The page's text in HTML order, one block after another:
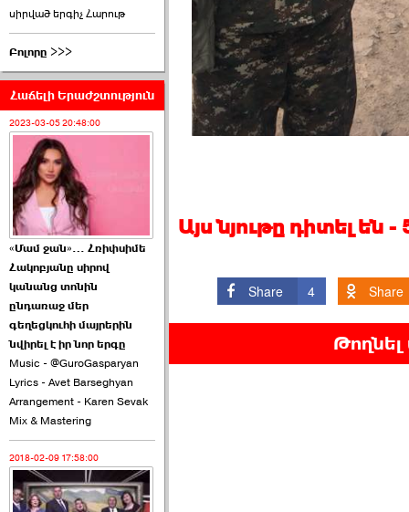
armlur.ՔՊ-ի ներսում
սպասում են ›››
2026-06-10 22:55:00
Ուշքի չենք գալիս այն
խայտառակ ›››
2026-06-09 15:05:00
Ծառուկյանի փեսան
վնասել է ›››
սիրված երգիչ Հարութ
Բոլորը >>>
Հաճելի Երաժշտություն
2023-03-05 20:48:00
«Մամ ջան»… Հռիփսիմե
Հակոբյանը սիրով
կանանց տոնին
ընդառաջ մեր
գեղեցկուհի մայրերին
նվիրել է իր նոր երգը
Music - @GuroGasparyan
Lyrics - Avet Barseghyan
Arrangement - Karen Sevak
Mix & Mastering
2018-02-09 17:58:00
Այս նյութը դիտել են
Share 4 Share
Թողնել